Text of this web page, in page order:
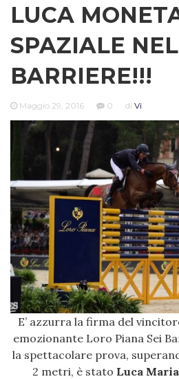
LUCA
SPAZIALE
BARRIERE!!!
Maggio 29, 2016 0 di Vi
E’ azzurra la firma del
emozionante Loro Piana Sei
la spettacolare prova,
2 metri, è stato Luca